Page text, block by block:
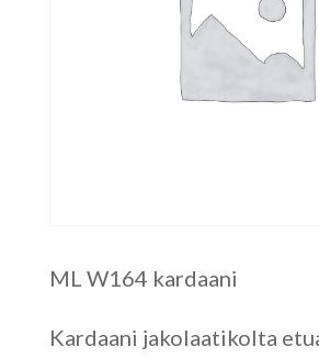
ML W164 kardaani
Kardaani jakolaatikolta